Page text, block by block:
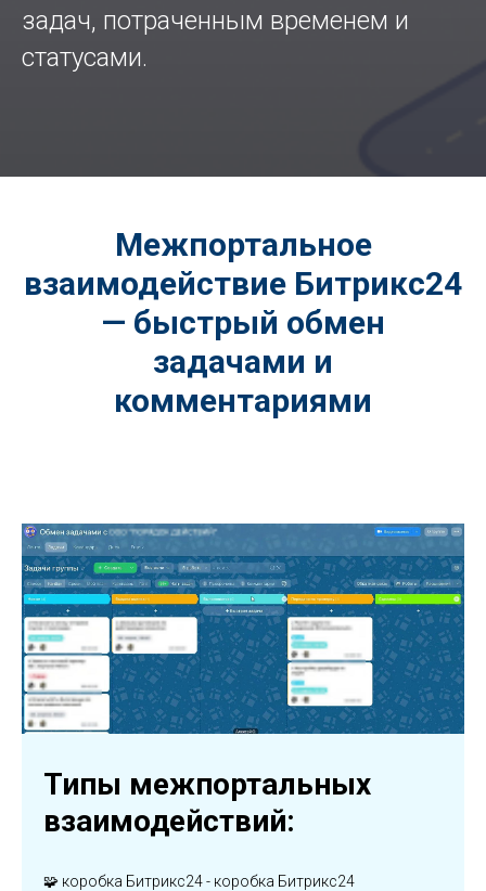
задач, потраченным временем и
статусами.
Межпортальное
взаимодействие Битрикс24
— быстрый обмен
задачами и
комментариями
Типы межпортальных
взаимодействий:
🧩 коробка Битрикс24 - коробка Битрикс24